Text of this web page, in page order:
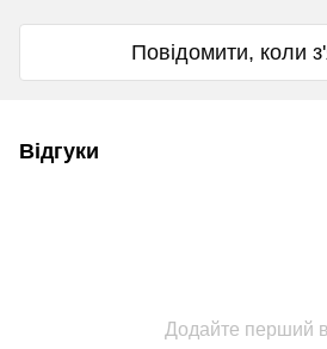
Повідомити, коли
Відгуки
Додайте перший